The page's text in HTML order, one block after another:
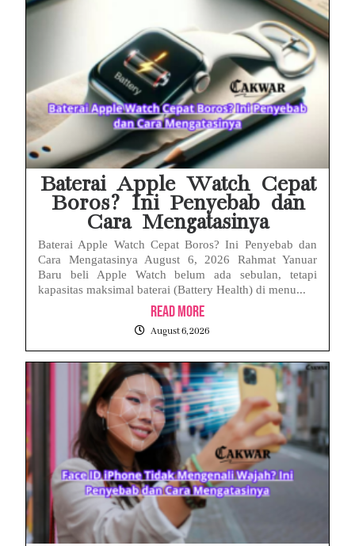
Baterai Apple Watch Cepat
Boros? Ini Penyebab dan
Cara Mengatasinya
Baterai Apple Watch Cepat Boros? Ini Penyebab dan
Cara Mengatasinya August 6, 2026 Rahmat Yanuar
Baru beli Apple Watch belum ada sebulan, tetapi
kapasitas maksimal baterai (Battery Health) di menu...
Read More
August 6, 2026